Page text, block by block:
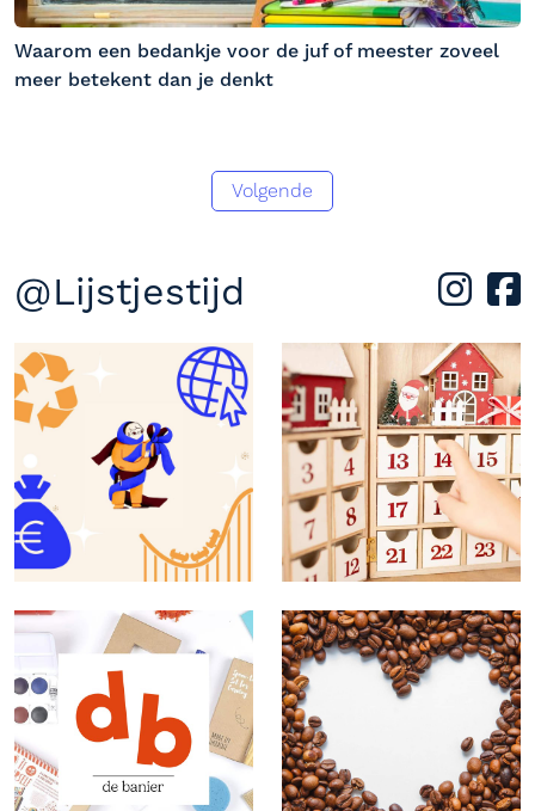
Waarom een bedankje voor de juf of meester zoveel
meer betekent dan je denkt
Volgende
@Lijstjestijd